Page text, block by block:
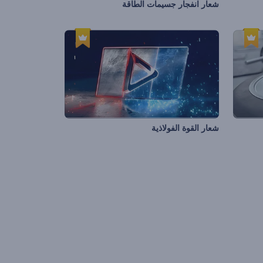
شعار انفجار جسيمات الطاقة
شعار القوة الفولاذية